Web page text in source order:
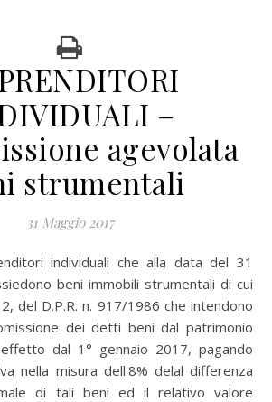
–
agevolata
strumentali
31 Maggio 2017
individuali che alla data del 31
beni immobili strumentali di cui
del D.P.R. n. 917/1986 che intendono
dei detti beni dal patrimonio
dal 1° gennaio 2017, pagando
nella misura dell'8% delal differenza
di tali beni ed il relativo valore